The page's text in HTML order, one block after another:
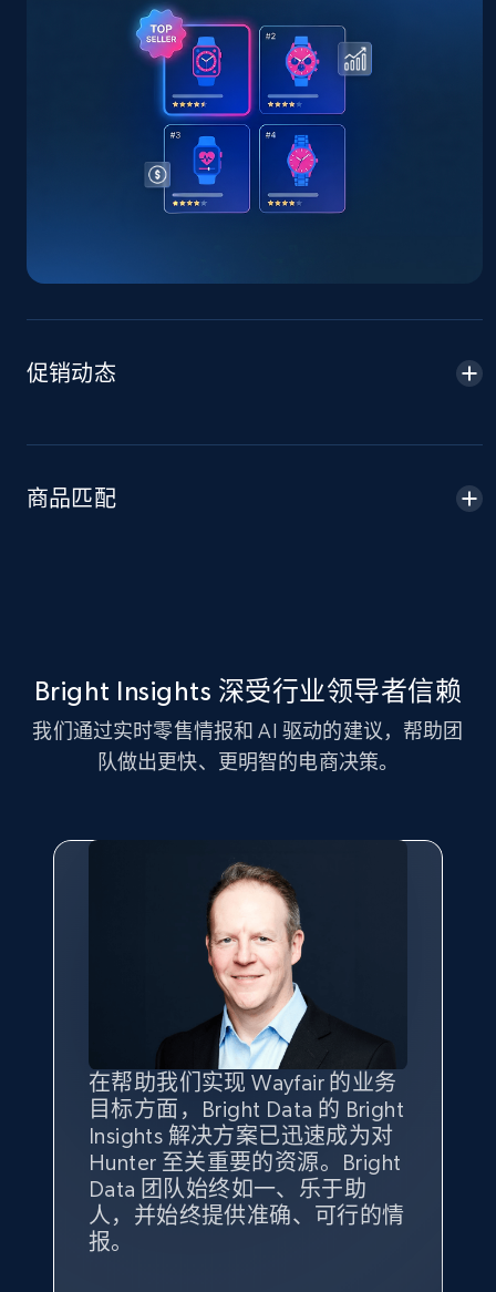
TikTok Shop - Collect TikTok shop products
by keywords search
URL, Title, Available, Description, Currency, Initial
price, Final price, Discount percent, and more.
668+
price, Final price, Discount percent, and more.
5.4K+
Amazon sellers info
URL, Product id, Title, Seller name, Seller rating,
Seller reviews, Breadcrumbs, Root category, and
eBay - Gather data on products using
URL, Product id, Title, Seller name, Seller rating,
Seller reviews, Breadcrumbs, Root category, and
more.
2.5K+ 359+ 立即开始
eBay - Collect products from shops on eBay
促销动态
商品匹配
Bright Insights 深受行业领导者信赖
我们通过实时零售情报和 AI 驱动的建议，帮助团
队做出更快、更明智的电商决策。
在帮助我们实现 Wayfair 的业务
目标方面，Bright Data 的 Bright
Insights 解决方案已迅速成为对
Hunter 至关重要的资源。Bright
Data 团队始终如一、乐于助
人，并始终提供准确、可行的情
报。
Bright Insights 的数据极大地支
持了我们公司的目标。每个产品
类别的市场份额帮助我们以主要
竞争对手为基准，而供应商的销
售情况则从战术上帮助我们的营
销团队扩大产品种类。
我们之所以选择 Bright
Insights，是因为它能够跟踪销
售情况，并绘制对我们业务至关
重要的竞争产品类别图。
Yael Fridman
Keter 的市场总监
借助 Bright Data 的解决方案，
我们获得了对市场领域、产品、
竞争格局以及消费者行为趋势的
独特且全面的洞察。
Beverly Taylor
Kingston Brass, Inc. 商品规划总监